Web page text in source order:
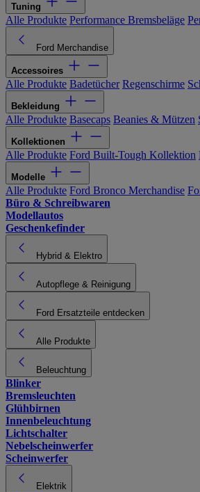
Tuning
Alle Produkte Performance Bremsbeläge
Ford Merchandise
Accessoires
Alle Produkte Badetücher Regenschirme
Bekleidung
Alle Produkte Basecaps Beanies & Mützen
Kollektionen
Alle Produkte Ford Built-Tough Kollektion
Modelle
Alle Produkte Ford Bronco Merchandise
Büro & Schreibwaren
Modellautos
Geschenkefinder
Hybrid & Elektro
Autopflege & Reinigung
Ford Ersatzteile entdecken
Alle Produkte
Beleuchtung
Blinker
Bremsleuchten
Glühbirnen
Innenbeleuchtung
Lichtschalter
Nebelscheinwerfer
Scheinwerfer
Elektrik